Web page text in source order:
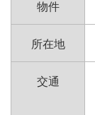
物件
所在地
交通